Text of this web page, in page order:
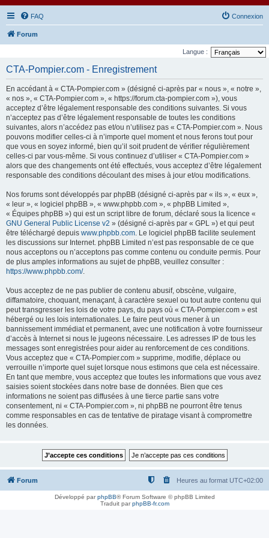
FAQ Connexion
Forum
Langue :
CTA-Pompier.com - Enregistrement
En accédant à « CTA-Pompier.com » (désigné ci-après par « nous », « notre »,
« nos », « CTA-Pompier.com », « https://forum.cta-pompier.com »), vous
acceptez d’être légalement responsable des conditions suivantes. Si vous
n’acceptez pas d’être légalement responsable de toutes les conditions
suivantes, alors n’accédez pas et/ou n’utilisez pas « CTA-Pompier.com ». Nous
pouvons modifier celles-ci à n’importe quel moment et nous ferons tout pour
que vous en soyez informé, bien qu’il soit prudent de vérifier régulièrement
celles-ci par vous-même. Si vous continuez d’utiliser « CTA-Pompier.com »
alors que des changements ont été effectués, vous acceptez d’être légalement
responsable des conditions découlant des mises à jour et/ou modifications.
Nos forums sont développés par phpBB (désigné ci-après par « ils », « eux »,
« leur », « logiciel phpBB », « www.phpbb.com », « phpBB Limited »,
« Équipes phpBB ») qui est un script libre de forum, déclaré sous la licence «
GNU General Public License v2 » (désigné ci-après par « GPL ») et qui peut
être téléchargé depuis www.phpbb.com. Le logiciel phpBB facilite seulement
les discussions sur Internet. phpBB Limited n’est pas responsable de ce que
nous acceptons ou n’acceptons pas comme contenu ou conduite permis. Pour
de plus amples informations au sujet de phpBB, veuillez consulter :
https://www.phpbb.com/.
Vous acceptez de ne pas publier de contenu abusif, obscène, vulgaire,
diffamatoire, choquant, menaçant, à caractère sexuel ou tout autre contenu qui
peut transgresser les lois de votre pays, du pays où « CTA-Pompier.com » est
hébergé ou les lois internationales. Le faire peut vous mener à un
bannissement immédiat et permanent, avec une notification à votre fournisseur
d’accès à Internet si nous le jugeons nécessaire. Les adresses IP de tous les
messages sont enregistrées pour aider au renforcement de ces conditions.
Vous acceptez que « CTA-Pompier.com » supprime, modifie, déplace ou
verrouille n’importe quel sujet lorsque nous estimons que cela est nécessaire.
En tant que membre, vous acceptez que toutes les informations que vous avez
saisies soient stockées dans notre base de données. Bien que ces
informations ne soient pas diffusées à une tierce partie sans votre
consentement, ni « CTA-Pompier.com », ni phpBB ne pourront être tenus
comme responsables en cas de tentative de piratage visant à compromettre
les données.
Forum Heures au format UTC+02:00
Développé parphpBB® Forum Software © phpBB Limited
Traduit parphpBB-fr.com